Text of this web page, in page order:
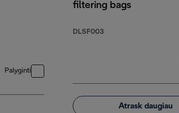
Palyginti
filtering bags
DLSF003
Atrask daugiau